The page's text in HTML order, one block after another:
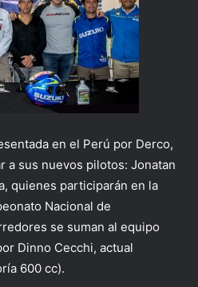
en el Perú por Derco,
a sus nuevos pilotos: Jonatan
quienes participarán en la
Nacional de
se suman al equipo
Dinno Cecchi, actual
600 cc).